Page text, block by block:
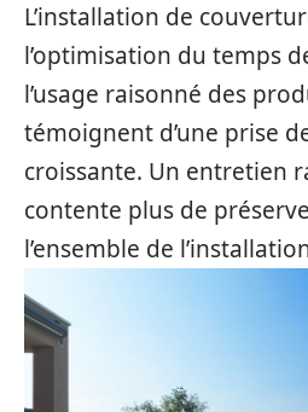
L’installation de
l’optimisation du temps
l’usage raisonné des
témoignent d’une prise
croissante. Un entretien
contente plus de
l’ensemble de